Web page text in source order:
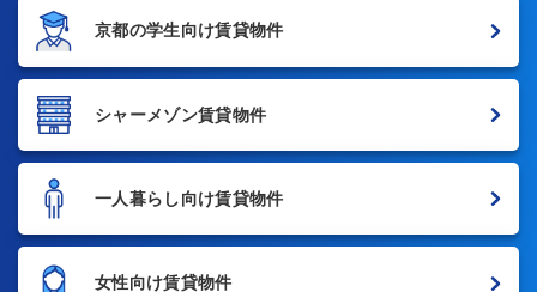
京都の学生向け賃貸物件
シャーメゾン賃貸物件
一人暮らし向け賃貸物件
女性向け賃貸物件